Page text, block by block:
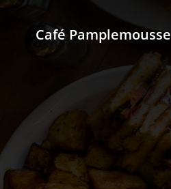
Café Pamplemousse